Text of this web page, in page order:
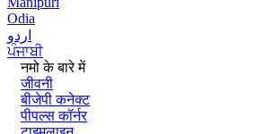
Odia
اردو
ਪੰਜਾਬੀ
नमो के बारे में
जीवनी
बीजेपी कनेक्ट
पीपल्स कॉर्नर